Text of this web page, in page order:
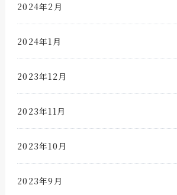
2024年2月
2024年1月
2023年12月
2023年11月
2023年10月
2023年9月